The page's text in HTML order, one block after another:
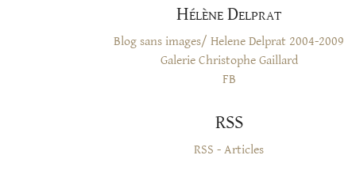
Hélène Delprat
Blog sans images/ Helene Delprat 2004-2009
Galerie Christophe Gaillard
FB
RSS
RSS - Articles